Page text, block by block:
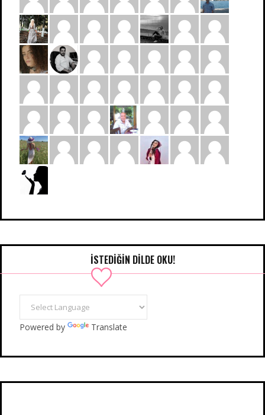
İSTEDIĞIN DILDE OKU!
Powered by Translate